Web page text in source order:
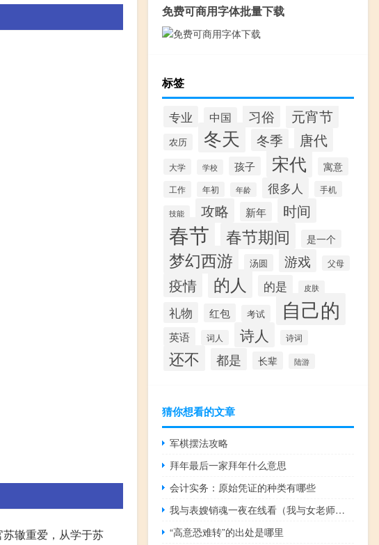
辙重爱，从学于苏
免费可商用字体批量下载
标签
专业 中国 习俗 元宵节
农历 冬天 冬季 唐代
大学 学校 孩子 宋代 寓意
工作 年初 年龄 很多人 手机
技能 攻略 新年 时间
春节 春节期间 是一个
梦幻西游 汤圆 游戏 父母
疫情 的人 的是 皮肤
礼物 红包 考试 自己的
英语 词人 诗人 诗词
还不 都是 长辈 陆游
猜你想看的文章
军棋摆法攻略
拜年最后一家拜年什么意思
会计实务：原始凭证的种类有哪些
我与表嫂销魂一夜在线看（我与女老师销魂一夜）
“高意恐难转”的出处是哪里